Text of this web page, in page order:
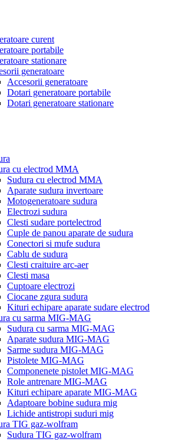
curent
portabile
stationare
generatoare
Accesorii generatoare
Dotari generatoare portabile
Dotari generatoare stationare
cu electrod MMA
Sudura cu electrod MMA
Aparate sudura invertoare
Motogeneratoare sudura
Electrozi sudura
Clesti sudare portelectrod
Cuple de panou aparate de sudura
Conectori si mufe sudura
Cablu de sudura
Clesti craituire arc-aer
Clesti masa
Cuptoare electrozi
Ciocane zgura sudura
Kituri echipare aparate sudare electrod
cu sarma MIG-MAG
Sudura cu sarma MIG-MAG
Aparate sudura MIG-MAG
Sarme sudura MIG-MAG
Pistolete MIG-MAG
Componenete pistolet MIG-MAG
Role antrenare MIG-MAG
Kituri echipare aparate MIG-MAG
Adaptoare bobine sudura mig
Lichide antistropi suduri mig
TIG gaz-wolfram
Sudura TIG gaz-wolfram